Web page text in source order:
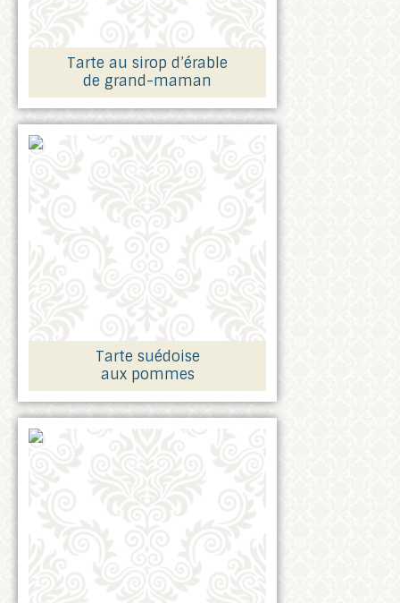
Tarte au sirop d’érable
de grand-maman
Tarte suédoise
aux pommes